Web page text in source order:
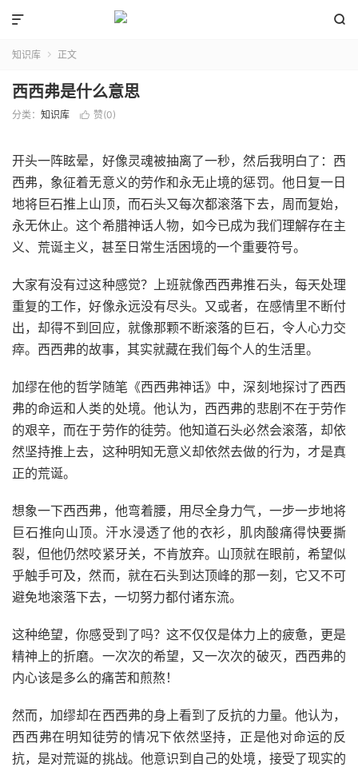


知识库  正文
西西弗是什么意思
分类： 知识库  赞(0)
开头一阵眩晕，好像灵魂被抽离了一秒，然后我明白了：西
西弗，象征着无意义的劳作和永无止境的惩罚。他日复一日
地将巨石推上山顶，而石头又每次都滚落下去，周而复始，
永无休止。这个希腊神话人物，如今已成为我们理解存在主
义、荒诞主义，甚至日常生活困境的一个重要符号。
大家有没有过这种感觉？上班就像西西弗推石头，每天处理
重复的工作，好像永远没有尽头。又或者，在感情里不断付
出，却得不到回应，就像那颗不断滚落的巨石，令人心力交
瘁。西西弗的故事，其实就藏在我们每个人的生活里。
加缪在他的哲学随笔《西西弗神话》中，深刻地探讨了西西
弗的命运和人类的处境。他认为，西西弗的悲剧不在于劳作
的艰辛，而在于劳作的徒劳。他知道石头必然会滚落，却依
然坚持推上去，这种明知无意义却依然去做的行为，才是真
正的荒诞。
想象一下西西弗，他弯着腰，用尽全身力气，一步一步地将
巨石推向山顶。汗水浸透了他的衣衫，肌肉酸痛得快要撕
裂，但他仍然咬紧牙关，不肯放弃。山顶就在眼前，希望似
乎触手可及，然而，就在石头到达顶峰的那一刻，它又不可
避免地滚落下去，一切努力都付诸东流。
这种绝望，你感受到了吗？这不仅仅是体力上的疲惫，更是
精神上的折磨。一次次的希望，又一次次的破灭，西西弗的
内心该是多么的痛苦和煎熬！
然而，加缪却在西西弗的身上看到了反抗的力量。他认为，
西西弗在明知徒劳的情况下依然坚持，正是他对命运的反
抗，是对荒诞的挑战。他意识到自己的处境，接受了现实的